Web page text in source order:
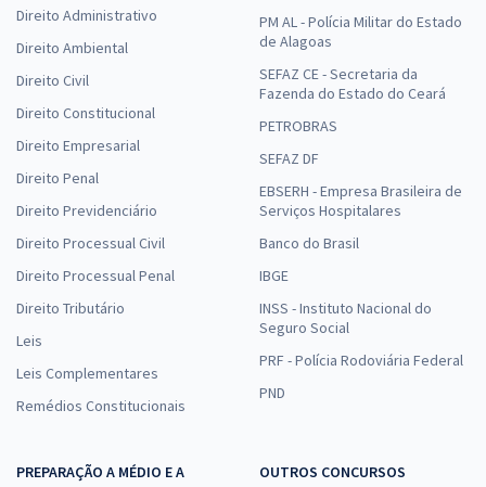
Direito Administrativo
Direito Ambiental
Direito Civil
Direito Constitucional
Direito Empresarial
Direito Penal
Direito Previdenciário
Direito Processual Civil
Direito Processual Penal
Direito Tributário
Leis
Leis Complementares
Remédios Constitucionais
PM AL - Polícia Militar do Estado
de Alagoas
SEFAZ CE - Secretaria da
Fazenda do Estado do Ceará
PETROBRAS
SEFAZ DF
EBSERH - Empresa Brasileira de
Serviços Hospitalares
Banco do Brasil
IBGE
INSS - Instituto Nacional do
Seguro Social
PRF - Polícia Rodoviária Federal
PND
PREPARAÇÃO A MÉDIO E A
OUTROS CONCURSOS